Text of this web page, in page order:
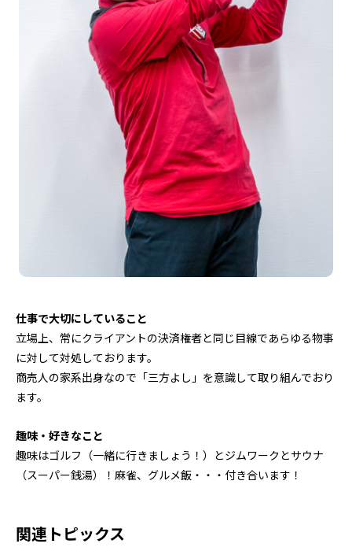
仕事で大切にしていること
立場上、常にクライアントの決済権者と同じ目線であらゆる物事
に対して対処しております。
商売人の家系出身なので「三方よし」を意識して取り組んでおり
ます。
趣味・好きなこと
趣味はゴルフ（一緒に行きましょう！）とジムワークとサウナ
（スーパー銭湯）！麻雀、グルメ飯・・・付き合います！
関連トピックス